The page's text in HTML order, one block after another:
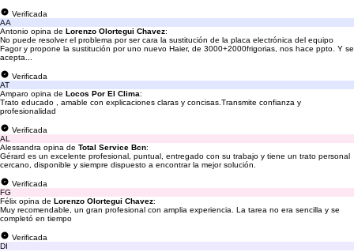
Verificada
AA
Antonio opina de Lorenzo Olortegui Chavez:
No puede resolver el problema por ser cara la sustitución de la placa electrónica del equipo
Fagor y propone la sustitución por uno nuevo Haier, de 3000+2000frigorias, nos hace ppto. Y se
acepta...
Verificada
AT
Amparo opina de Locos Por El Clima:
Trato educado , amable con explicaciones claras y concisas.Transmite confianza y
profesionalidad
Verificada
AL
Alessandra opina de Total Service Bcn:
Gérard es un excelente profesional, puntual, entregado con su trabajo y tiene un trato personal
cercano, disponible y siempre dispuesto a encontrar la mejor solución.
Verificada
FG
Félix opina de Lorenzo Olortegui Chavez:
Muy recomendable, un gran profesional con amplia experiencia. La tarea no era sencilla y se
completó en tiempo
Verificada
DI